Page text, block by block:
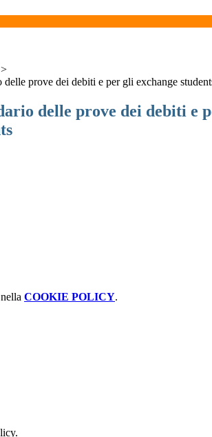
>
delle prove dei debiti e per gli exchange
delle prove dei debiti e
COOKIE POLICY.